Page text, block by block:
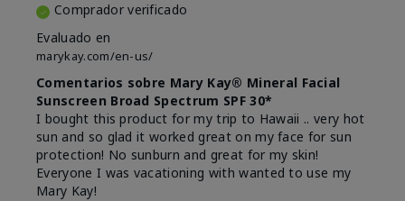
Comprador verificado
Evaluado en
marykay.com/en-us/
Comentarios sobre Mary Kay® Mineral Facial
Sunscreen Broad Spectrum SPF 30*
I bought this product for my trip to Hawaii .. very hot
sun and so glad it worked great on my face for sun
protection! No sunburn and great for my skin!
Everyone I was vacationing with wanted to use my
Mary Kay!